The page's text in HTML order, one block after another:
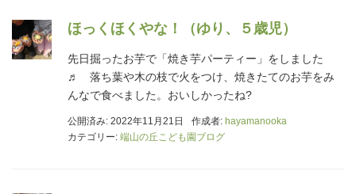
ほっくほくやな！（ゆり、５歳児）
先日掘ったお芋で「焼き芋パーティー」をしました
♬ 落ち葉や木の枝で火をつけ、焼きたてのお芋をみ
んなで食べました。おいしかったね?
公開済み: 2022年11月21日 作成者: hayamanooka
カテゴリー: 端山の丘こども園ブログ